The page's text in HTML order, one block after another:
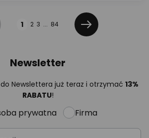
1 2 3 ... 84
Dalej
Newsletter
Newslettera już teraz i otrzymać 13%
RABATU!
prywatna Firma